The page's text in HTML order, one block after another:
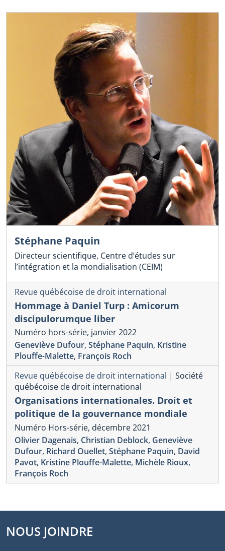
Stéphane Paquin
Directeur scientifique, Centre d’études sur
l’intégration et la mondialisation (CEIM)
Revue québécoise de droit international
Hommage à Daniel Turp : Amicorum
discipulorumque liber
Numéro hors-série, janvier 2022
Geneviève Dufour, Stéphane Paquin, Kristine
Plouffe-Malette, François Roch
Revue québécoise de droit international | Société
québécoise de droit international
Organisations internationales. Droit et
politique de la gouvernance mondiale
Numéro Hors-série, décembre 2021
Olivier Dagenais, Christian Deblock, Geneviève
Dufour, Richard Ouellet, Stéphane Paquin, David
Pavot, Kristine Plouffe-Malette, Michèle Rioux,
François Roch
NOUS JOINDRE